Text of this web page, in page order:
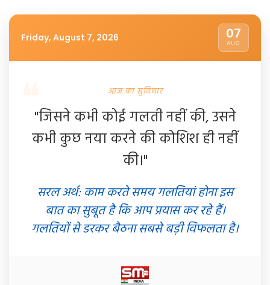
Friday, August 7, 2026 07
AUG
आज का सुविचार
"जिसने कभी कोई गलती नहीं की, उसने
कभी कुछ नया करने की कोशिश ही नहीं
की।"
सरल अर्थ: काम करते समय गलतियां होना इस
बात का सुबूत है कि आप प्रयास कर रहे हैं।
गलतियों से डरकर बैठना सबसे बड़ी विफलता है।